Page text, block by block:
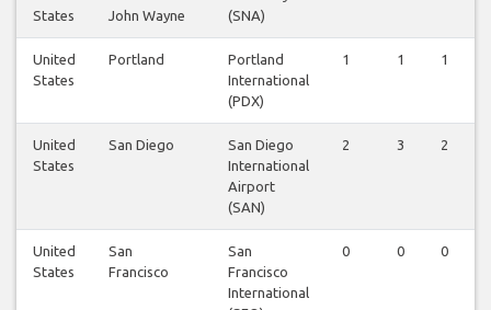
States
John Wayne
(SNA)
United
States
Portland
Portland
International
(PDX)
1 1 1
United
States
San Diego
San Diego
International
Airport
(SAN)
2 3 2
United
States
San
Francisco
San
Francisco
International
0 0 0